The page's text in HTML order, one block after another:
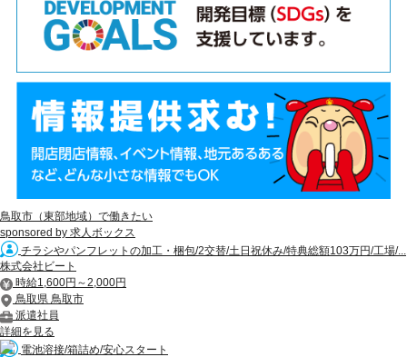
鳥取市（東部地域）で働きたい
sponsored by 求人ボックス
チラシやパンフレットの加工・梱包/2交替/土日祝休み/特典総額103万円/工場/...
株式会社ビート
時給1,600円～2,000円
鳥取県 鳥取市
派遣社員
詳細を見る
電池溶接/箱詰め/安心スタート